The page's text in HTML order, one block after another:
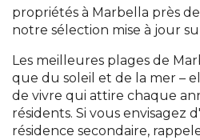
propriétés à Marbella près
notre sélection mise à jour
Les meilleures plages de
que du soleil et de la mer –
de vivre qui attire chaque
résidents. Si vous envisagez
résidence secondaire,